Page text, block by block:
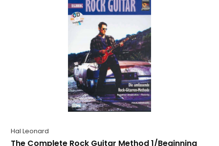
Hal Leonard
The Complete Rock Guitar Method 1/Beginning